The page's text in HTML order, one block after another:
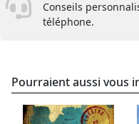
Conseils
téléphone.
Pourraient aussi vous